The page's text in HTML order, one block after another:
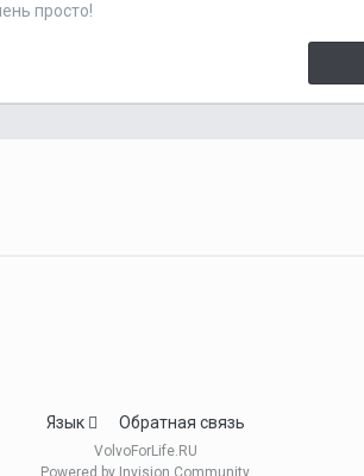
просто!
Язык Обратная связь
VolvoForLife.RU
Powered by Invision Community